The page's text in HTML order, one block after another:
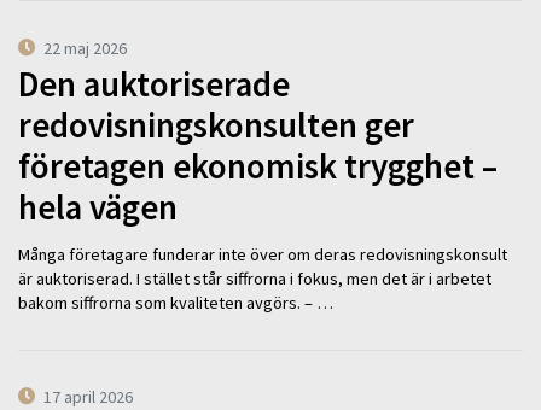
22 maj 2026
Den auktoriserade
redovisningskonsulten ger
företagen ekonomisk trygghet –
hela vägen
Många företagare funderar inte över om deras redovisningskonsult
är auktoriserad. I stället står siffrorna i fokus, men det är i arbetet
bakom siffrorna som kvaliteten avgörs. – …
17 april 2026